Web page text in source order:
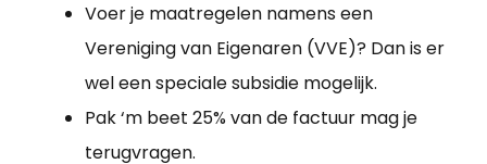
Voer je maatregelen namens een
Vereniging van Eigenaren (VVE)? Dan is er
wel een speciale subsidie mogelijk.
Pak ‘m beet 25% van de factuur mag je
terugvragen.